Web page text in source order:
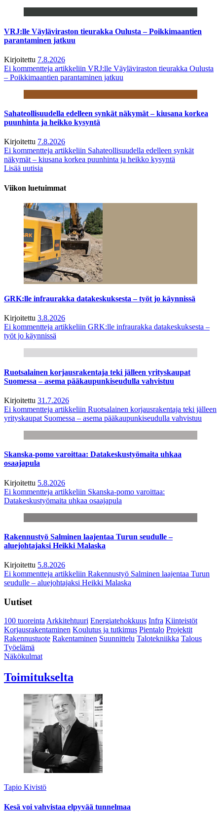
VRJ:lle Väyläviraston tieurakka Oulusta – Poikkimaantien
parantaminen jatkuu
Kirjoitettu 7.8.2026
Ei kommentteja artikkeliin VRJ:lle Väyläviraston tieurakka Oulusta
– Poikkimaantien parantaminen jatkuu
Sahateollisuudella edelleen synkät näkymät – kiusana korkea
puunhinta ja heikko kysyntä
Kirjoitettu 7.8.2026
Ei kommentteja artikkeliin Sahateollisuudella edelleen synkät
näkymät – kiusana korkea puunhinta ja heikko kysyntä
Lisää uutisia
Viikon luetuimmat
GRK:lle infraurakka datakeskuksesta – työt jo käynnissä
Kirjoitettu 3.8.2026
Ei kommentteja artikkeliin GRK:lle infraurakka datakeskuksesta –
työt jo käynnissä
Ruotsalainen korjausrakentaja teki jälleen yrityskaupat
Suomessa – asema pääkaupunkiseudulla vahvistuu
Kirjoitettu 31.7.2026
Ei kommentteja artikkeliin Ruotsalainen korjausrakentaja teki jälleen
yrityskaupat Suomessa – asema pääkaupunkiseudulla vahvistuu
Skanska-pomo varoittaa: Datakeskustyömaita uhkaa
osaajapula
Kirjoitettu 5.8.2026
Ei kommentteja artikkeliin Skanska-pomo varoittaa:
Datakeskustyömaita uhkaa osaajapula
Rakennustyö Salminen laajentaa Turun seudulle –
aluejohtajaksi Heikki Malaska
Kirjoitettu 5.8.2026
Ei kommentteja artikkeliin Rakennustyö Salminen laajentaa Turun
seudulle – aluejohtajaksi Heikki Malaska
Uutiset
100 tuoreintaArkkitehtuuri Energiatehokkuus Infra Kiinteistöt
Korjausrakentaminen Koulutus ja tutkimus Pientalo Projektit
Rakennustuote Rakentaminen Suunnittelu Talotekniikka Talous
Työelämä
Näkökulmat
Toimitukselta
Tapio Kivistö
Kesä voi vahvistaa elpyvää tunnelmaa